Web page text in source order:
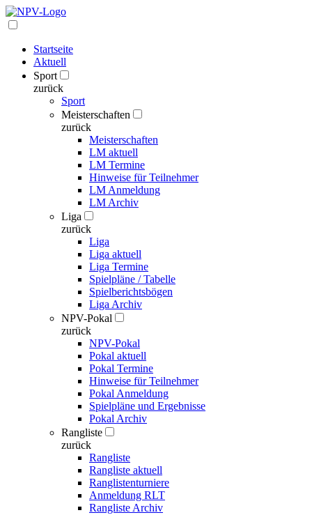
Startseite
Aktuell
Sport
zurück
Sport
Meisterschaften
zurück
Meisterschaften
LM aktuell
LM Termine
Hinweise für Teilnehmer
LM Anmeldung
LM Archiv
Liga
zurück
Liga
Liga aktuell
Liga Termine
Spielpläne / Tabelle
Spielberichtsbögen
Liga Archiv
NPV-Pokal
zurück
NPV-Pokal
Pokal aktuell
Pokal Termine
Hinweise für Teilnehmer
Pokal Anmeldung
Spielpläne und Ergebnisse
Pokal Archiv
Rangliste
zurück
Rangliste
Rangliste aktuell
Ranglistenturniere
Anmeldung RLT
Rangliste Archiv